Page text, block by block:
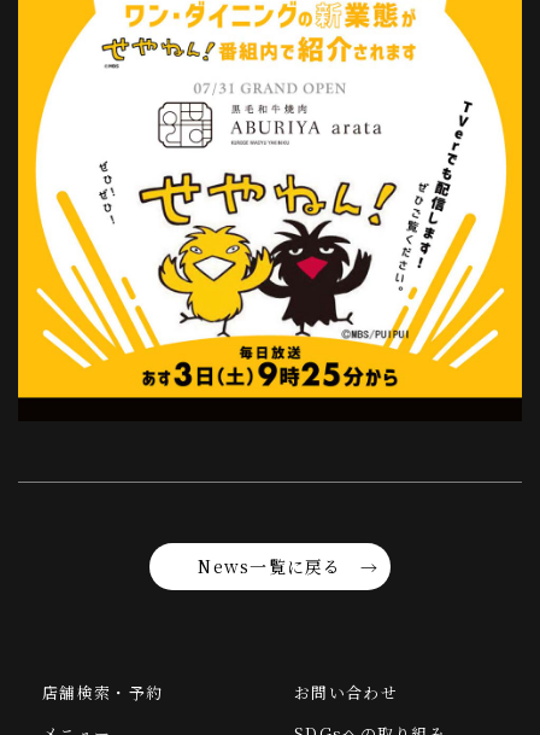
News一覧に戻る
店舗検索・予約
お問い合わせ